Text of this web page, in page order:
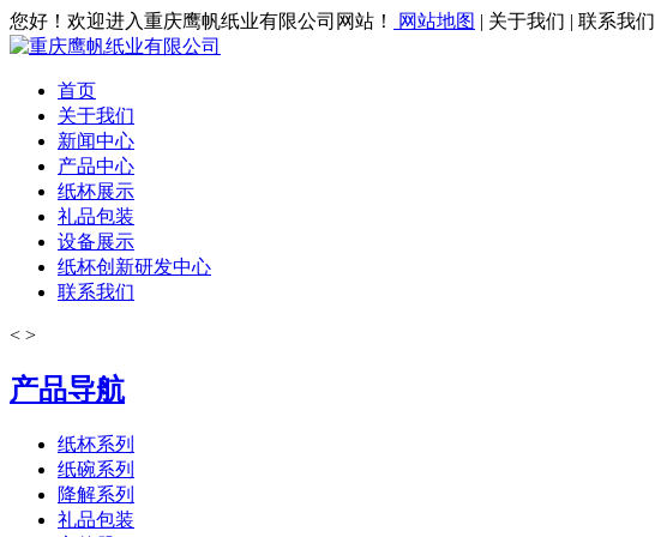
您好！欢迎进入重庆鹰帆纸业有限公司网站！ 网站地图 | 关于我们 | 联系我们
首页
关于我们
新闻中心
产品中心
纸杯展示
礼品包装
设备展示
纸杯创新研发中心
联系我们
< >
产品导航
纸杯系列
纸碗系列
降解系列
礼品包装